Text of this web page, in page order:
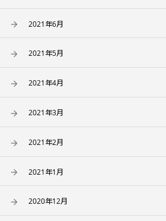
2021年6月
2021年5月
2021年4月
2021年3月
2021年2月
2021年1月
2020年12月